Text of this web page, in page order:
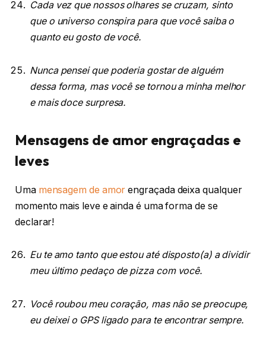
Cada vez que nossos olhares se cruzam, sinto
que o universo conspira para que você saiba o
quanto eu gosto de você.
Nunca pensei que poderia gostar de alguém
dessa forma, mas você se tornou a minha melhor
e mais doce surpresa.
Mensagens de amor engraçadas e
leves
Uma mensagem de amorengraçada deixa qualquer
momento mais leve e ainda é uma forma de se
declarar!
Eu te amo tanto que estou até disposto(a) a dividir
meu último pedaço de pizza com você.
Você roubou meu coração, mas não se preocupe,
eu deixei o GPS ligado para te encontrar sempre.